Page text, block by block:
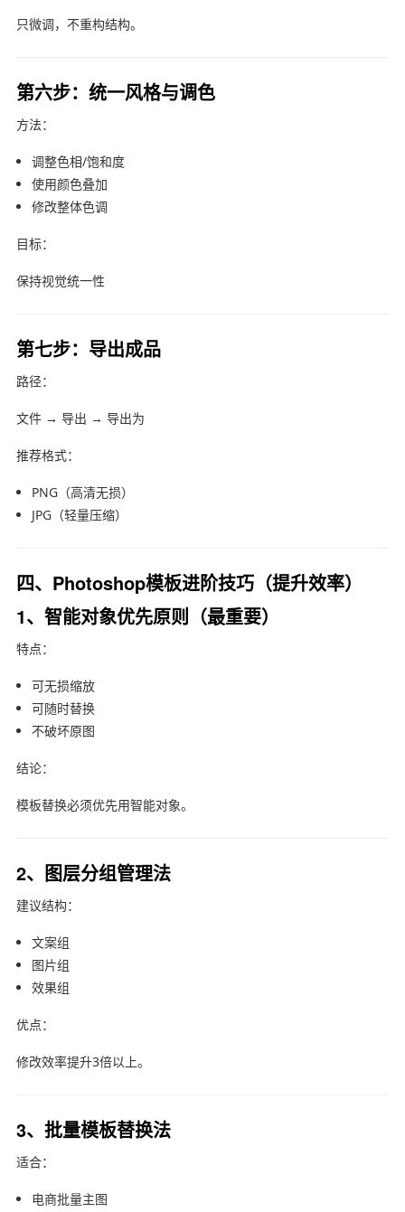
只微调，不重构结构。
第六步：统一风格与调色
方法：
调整色相/饱和度
使用颜色叠加
修改整体色调
目标：
保持视觉统一性
第七步：导出成品
路径：
文件 → 导出 → 导出为
推荐格式：
PNG（高清无损）
JPG（轻量压缩）
四、Photoshop模板进阶技巧（提升效率）
1、智能对象优先原则（最重要）
特点：
可无损缩放
可随时替换
不破坏原图
结论：
模板替换必须优先用智能对象。
2、图层分组管理法
建议结构：
文案组
图片组
效果组
优点：
修改效率提升3倍以上。
3、批量模板替换法
适合：
电商批量主图